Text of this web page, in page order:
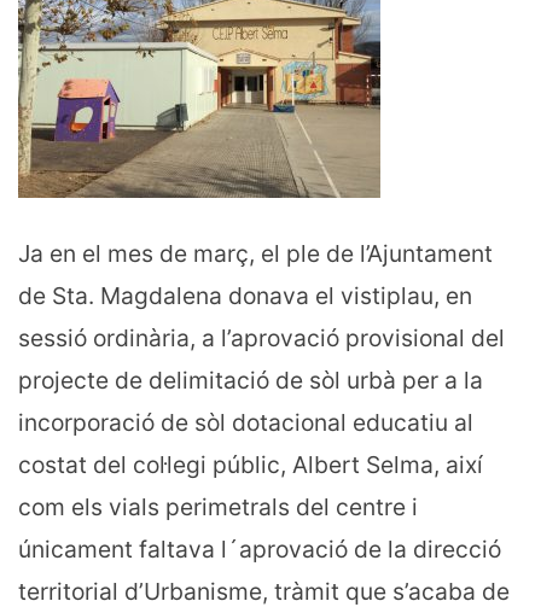
Ja en el mes de març, el ple de l’Ajuntament
de Sta. Magdalena donava el vistiplau, en
sessió ordinària, a l’aprovació provisional del
projecte de delimitació de sòl urbà per a la
incorporació de sòl dotacional educatiu al
costat del col·legi públic, Albert Selma, així
com els vials perimetrals del centre i
únicament faltava l´aprovació de la direcció
territorial d’Urbanisme, tràmit que s’acaba de